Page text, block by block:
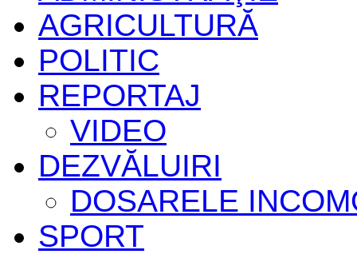
AGRICULTURĂ
POLITIC
REPORTAJ
VIDEO
DEZVĂLUIRI
DOSARELE
SPORT